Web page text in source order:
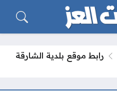
رابط موقع بلدية الشارقة